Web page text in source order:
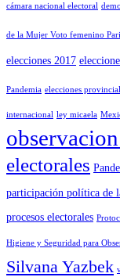
cámara nacional electoral
de la Mujer Voto femenino
elecciones 2017
Pandemia elecciones
internacional ley micaela
electorales
participación política de
procesos electorales
Higiene y Seguridad para
Silvana Yazbek